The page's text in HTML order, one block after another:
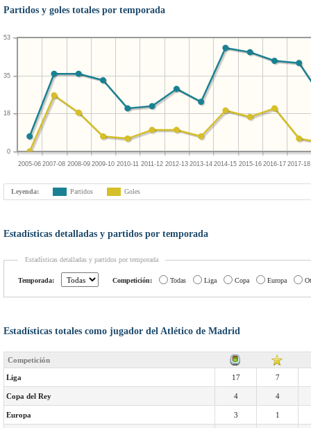
Partidos y goles totales por temporada
2005-06 2007-08 2008-09 2009-10 2010-11 2011-12 2012-13 2013-14 2014-15 2015-16 2016-17 2017-18
0
18
35
53
Leyenda: Partidos Goles
Estadísticas detalladas y partidos por temporada
Estadísticas detalladas y partidos por temporada
Temporada: Competición: Todas Liga Copa Europa
Estadísticas totales como jugador del Atlético de Madrid
Competición
Liga 17 7
Copa del Rey 4 4
Europa 3 1